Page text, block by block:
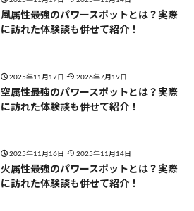
風属性最強のパワースポットとは？実際
に訪れた体験談も併せて紹介！
2025年11月17日 2026年7月19日
空属性最強のパワースポットとは？実際
に訪れた体験談も併せて紹介！
2025年11月16日 2025年11月14日
火属性最強のパワースポットとは？実際
に訪れた体験談も併せて紹介！